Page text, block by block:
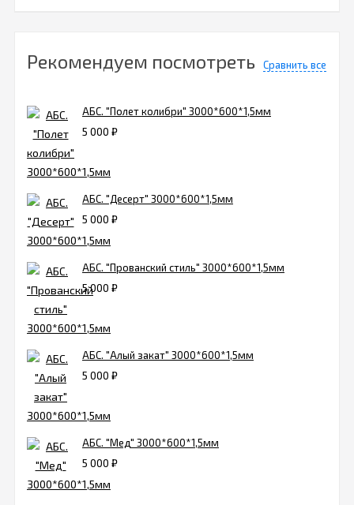
Рекомендуем посмотреть Сравнить все
АБС. "Полет колибри" 3000*600*1,5мм
5 000 ₽
АБС. "Десерт" 3000*600*1,5мм
5 000 ₽
АБС. "Прованский стиль" 3000*600*1,5мм
5 000 ₽
АБС. "Алый закат" 3000*600*1,5мм
5 000 ₽
АБС. "Мед" 3000*600*1,5мм
5 000 ₽